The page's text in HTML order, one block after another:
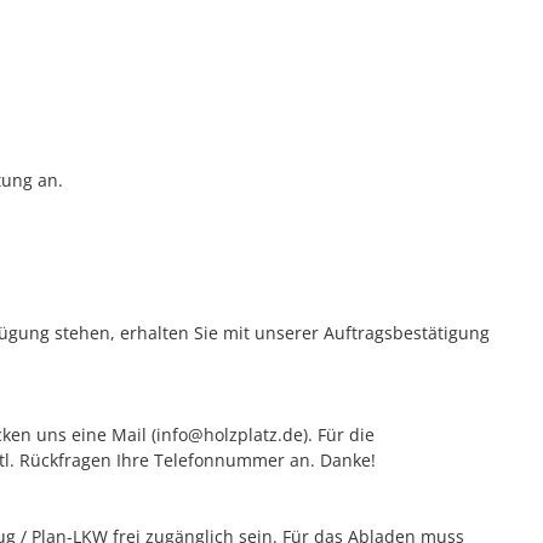
an.
stehen, erhalten Sie mit unserer Auftragsbestätigung
uns eine Mail (info@holzplatz.de). Für die
Rückfragen Ihre Telefonnummer an. Danke!
Plan-LKW frei zugänglich sein. Für das Abladen muss